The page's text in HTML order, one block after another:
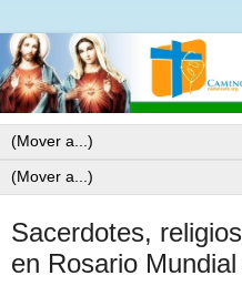
Sacerdotes,
en Rosario